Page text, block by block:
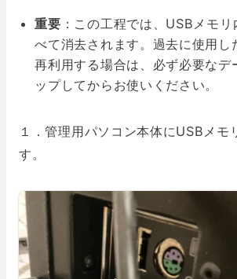
重要 ：この工程では、USBメモ
べて消去されます。過去に使用し
再利用する場合は、必ず必要なデ
ップしてからお使いください。
１．管理用パソコン本体にUSBメモ
す。